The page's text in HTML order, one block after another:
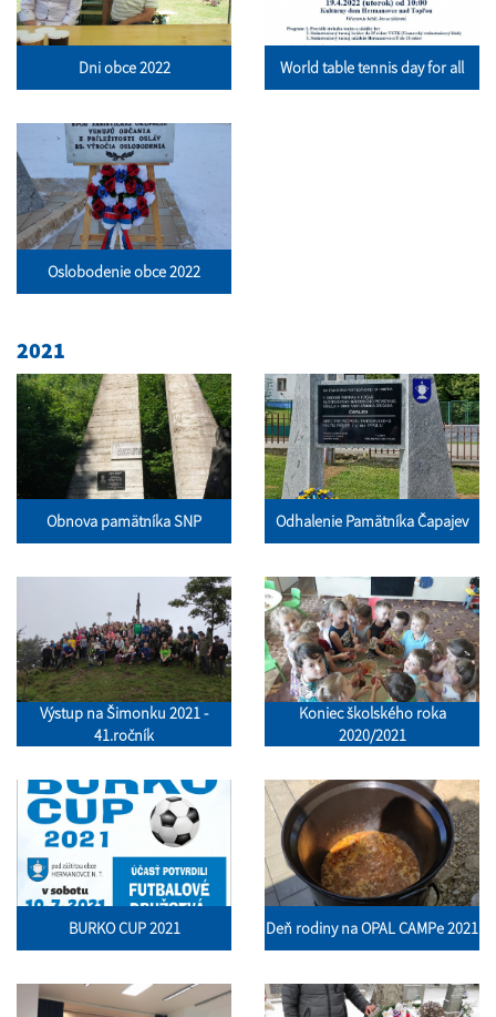
Dni obce 2022 World table tennis day for all
Oslobodenie obce 2022
2021
Obnova pamätníka SNP Odhalenie Pamätníka Čapajev
Výstup na Šimonku 2021 -
41.ročník
Koniec školského roka
2020/2021
BURKO CUP 2021 Deň rodiny na OPAL CAMPe 2021